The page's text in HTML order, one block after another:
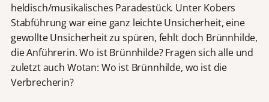
heldisch/musikalisches Paradestück. Unter Kobers
Stabführung war eine ganz leichte Unsicherheit, eine
gewollte Unsicherheit zu spüren, fehlt doch Brünnhilde,
die Anführerin. Wo ist Brünnhilde? Fragen sich alle und
zuletzt auch Wotan: Wo ist Brünnhilde, wo ist die
Verbrecherin?